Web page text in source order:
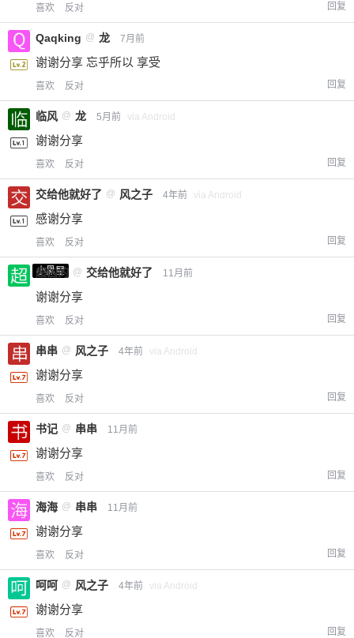
喜欢 反对 回复
Qaqking @ 龙 7月前
谢谢分享 忘乎所以 享受
喜欢 反对 回复
临风 @ 龙 5月前 via Android
谢谢分享
喜欢 反对 回复
交给他就好了 @ 风之子 4年前 via Android
感谢分享
喜欢 反对 回复
小黑屋
超凶的 @ 交给他就好了 11月前
谢谢分享
喜欢 反对 回复
串串 @ 风之子 4年前 via Android
谢谢分享
喜欢 反对 回复
书记 @ 串串 11月前
谢谢分享
喜欢 反对 回复
海海 @ 串串 11月前
谢谢分享
喜欢 反对 回复
呵呵 @ 风之子 4年前 via Android
谢谢分享
喜欢 反对 回复